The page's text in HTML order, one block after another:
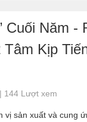
Cuối Năm -
Tâm Kịp
144 Lượt xem
vị sản xuất và cung